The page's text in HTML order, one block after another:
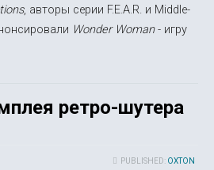
, авторы серии F.E.A.R. и Middle-
Wonder Woman- игру
ретро-шутера
PUBLISHED: OXTON